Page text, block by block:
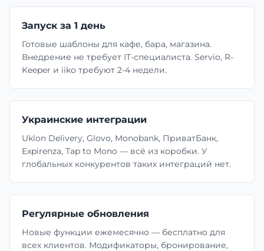
Запуск за 1 день
Готовые шаблоны для кафе, бара, магазина.
Внедрение не требует IT-специалиста. Servio, R-
Keeper и iiko требуют 2-4 недели.
Украинские интеграции
Uklon Delivery, Glovo, Monobank, ПриватБанк,
Expirenza, Tap to Mono — всё из коробки. У
глобальных конкурентов таких интеграций нет.
Регулярные обновления
Новые функции ежемесячно — бесплатно для
всех клиентов. Модификаторы, бронирование,